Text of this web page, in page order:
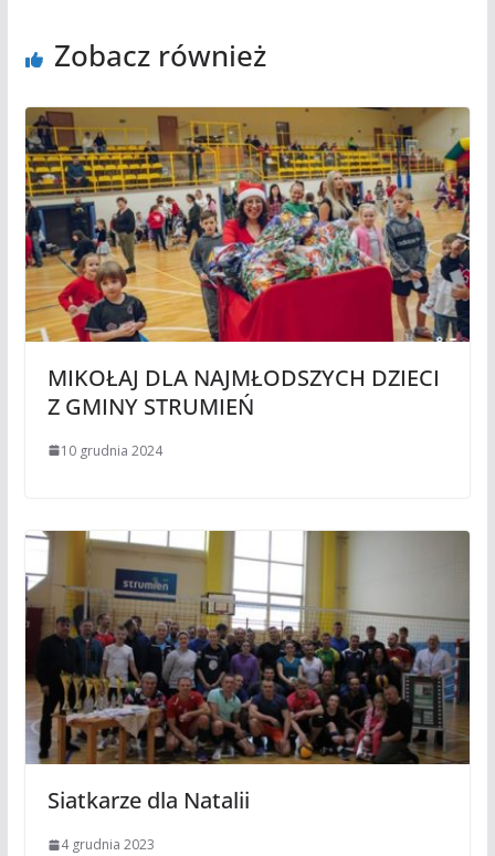
Zobacz również
MIKOŁAJ DLA NAJMŁODSZYCH DZIECI
Z GMINY STRUMIEŃ
10 grudnia 2024
Siatkarze dla Natalii
4 grudnia 2023